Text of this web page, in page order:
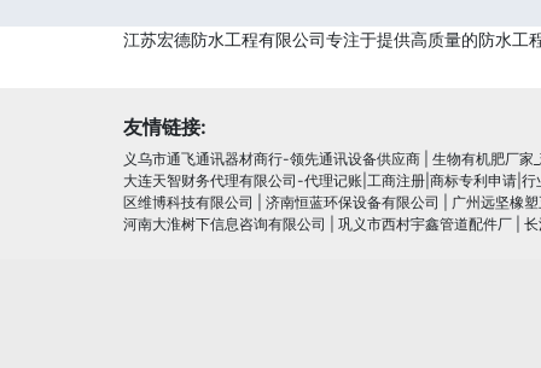
江苏宏德防水工程有限公司专注于提供高质量的防水
友情链接:
义乌市通飞通讯器材商行-领先通讯设备供应商
生物有机肥厂家
大连天智财务代理有限公司-代理记账|工商注册|商标专利申请|行
区维博科技有限公司
济南恒蓝环保设备有限公司
广州远坚橡
河南大淮树下信息咨询有限公司
巩义市西村宇鑫管道配件厂